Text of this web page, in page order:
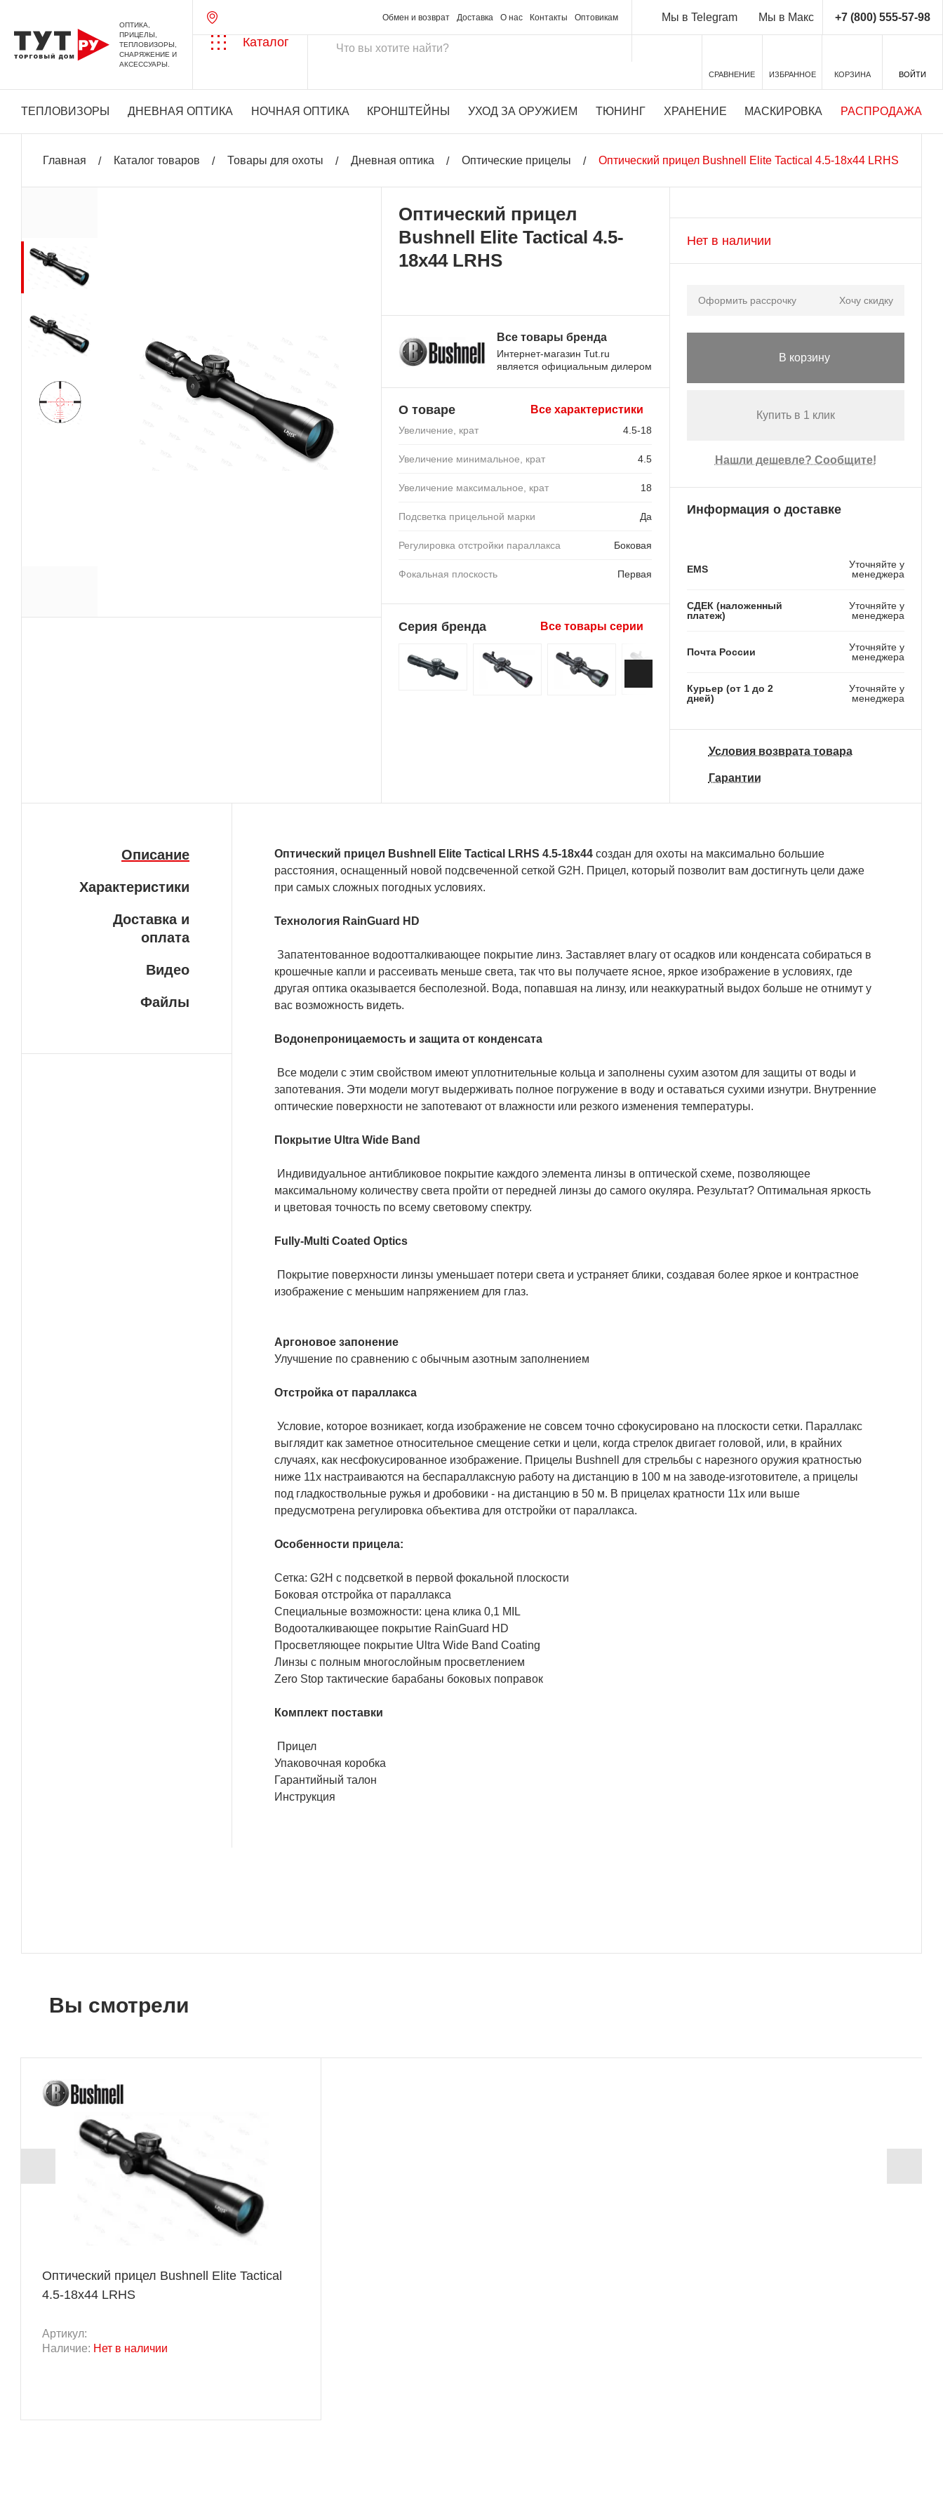
ОПТИКА,
ПРИЦЕЛЫ,
ТЕПЛОВИЗОРЫ,
СНАРЯЖЕНИЕ И
АКСЕССУАРЫ.
Обмен и возврат Доставка О нас Контакты Оптовикам Мы в Telegram Мы в Макс +7 (800) 555-57-98
Каталог
СРАВНЕНИЕ ИЗБРАННОЕ КОРЗИНА ВОЙТИ
ТЕПЛОВИЗОРЫ ДНЕВНАЯ ОПТИКА НОЧНАЯ ОПТИКА КРОНШТЕЙНЫ УХОД ЗА ОРУЖИЕМ ТЮНИНГ ХРАНЕНИЕ МАСКИРОВКА РАСПРОДАЖА
Главная Каталог товаров Товары для охоты Дневная оптика Оптические прицелы Оптический прицел Bushnell Elite Tactical 4.5-18x44 LRHS
Оптический прицел
Bushnell Elite Tactical 4.5-
18x44 LRHS
Все товары бренда
Интернет-магазин Tut.ru
является официальным дилером
О товаре Все характеристики
Увеличение, крат 4.5-18
Увеличение минимальное, крат 4.5
Увеличение максимальное, крат 18
Подсветка прицельной марки Да
Регулировка отстройки параллакса Боковая
Фокальная плоскость Первая
Серия бренда Все товары серии
Нет в наличии
Оформить рассрочку Хочу скидку
В корзину
Купить в 1 клик
Нашли дешевле? Сообщите!
Информация о доставке
EMS
Уточняйте у
менеджера
СДЕК (наложенный
платеж)
Уточняйте у
менеджера
Почта России
Уточняйте у
менеджера
Курьер (от 1 до 2
дней)
Уточняйте у
менеджера
Условия возврата товара
Гарантии
Описание
Характеристики
Доставка и
оплата
Видео
Файлы
Оптический прицел Bushnell Elite Tactical LRHS 4.5-18x44 создан для охоты на максимально большие
расстояния, оснащенный новой подсвеченной сеткой G2H. Прицел, который позволит вам достигнуть цели даже
при самых сложных погодных условиях.
Технология RainGuard HD
Запатентованное водоотталкивающее покрытие линз. Заставляет влагу от осадков или конденсата собираться в
крошечные капли и рассеивать меньше света, так что вы получаете ясное, яркое изображение в условиях, где
другая оптика оказывается бесполезной. Вода, попавшая на линзу, или неаккуратный выдох больше не отнимут у
вас возможность видеть.
Водонепроницаемость и защита от конденсата
Все модели с этим свойством имеют уплотнительные кольца и заполнены сухим азотом для защиты от воды и
запотевания. Эти модели могут выдерживать полное погружение в воду и оставаться сухими изнутри. Внутренние
оптические поверхности не запотевают от влажности или резкого изменения температуры.
Покрытие Ultra Wide Band
Индивидуальное антибликовое покрытие каждого элемента линзы в оптической схеме, позволяющее
максимальному количеству света пройти от передней линзы до самого окуляра. Результат? Оптимальная яркость
и цветовая точность по всему световому спектру.
Fully-Multi Coated Optics
Покрытие поверхности линзы уменьшает потери света и устраняет блики, создавая более яркое и контрастное
изображение с меньшим напряжением для глаз.
Аргоновое запонение
Улучшение по сравнению с обычным азотным заполнением
Отстройка от параллакса
Условие, которое возникает, когда изображение не совсем точно сфокусировано на плоскости сетки. Параллакс
выглядит как заметное относительное смещение сетки и цели, когда стрелок двигает головой, или, в крайних
случаях, как несфокусированное изображение. Прицелы Bushnell для стрельбы с нарезного оружия кратностью
ниже 11х настраиваются на беспараллаксную работу на дистанцию в 100 м на заводе-изготовителе, а прицелы
под гладкоствольные ружья и дробовики - на дистанцию в 50 м. В прицелах кратности 11х или выше
предусмотрена регулировка объектива для отстройки от параллакса.
Особенности прицела:
Сетка: G2H с подсветкой в первой фокальной плоскости
Боковая отстройка от параллакса
Специальные возможности: цена клика 0,1 MIL
Водооталкивающее покрытие RainGuard HD
Просветляющее покрытие Ultra Wide Band Coating
Линзы с полным многослойным просветлением
Zero Stop тактические барабаны боковых поправок
Комплект поставки
Прицел
Упаковочная коробка
Гарантийный талон
Инструкция
Вы смотрели
Оптический прицел Bushnell Elite Tactical
4.5-18x44 LRHS
Артикул:
Наличие: Нет в наличии